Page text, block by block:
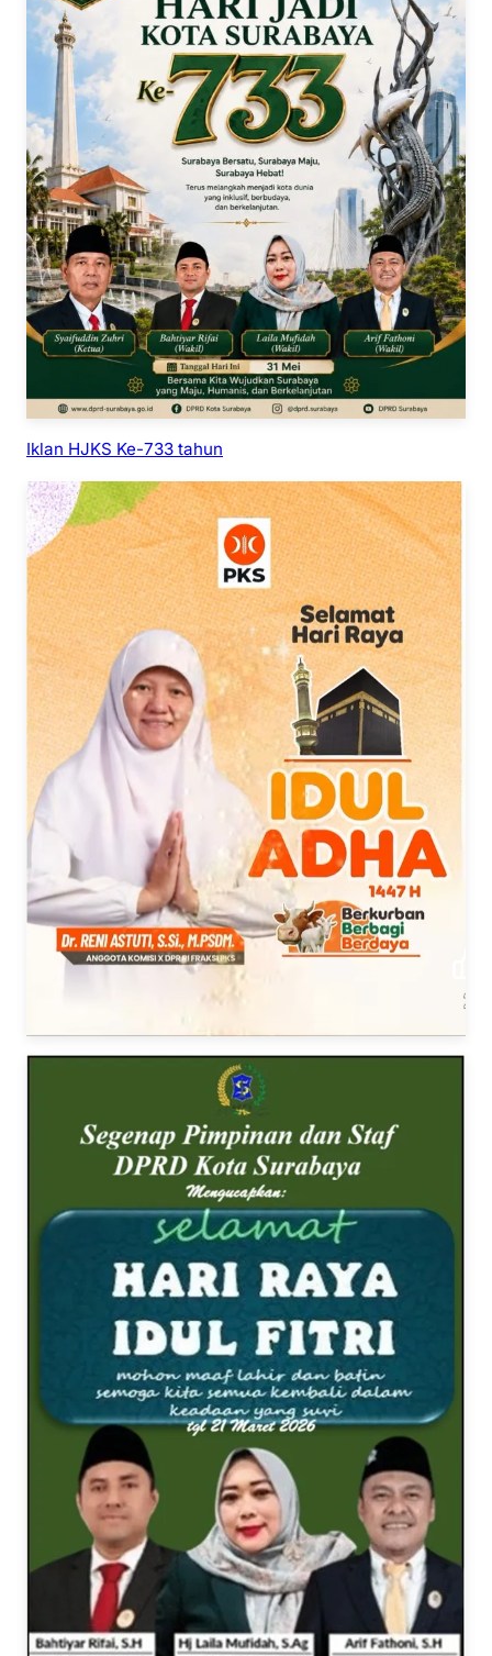
Iklan HJKS Ke-733 tahun